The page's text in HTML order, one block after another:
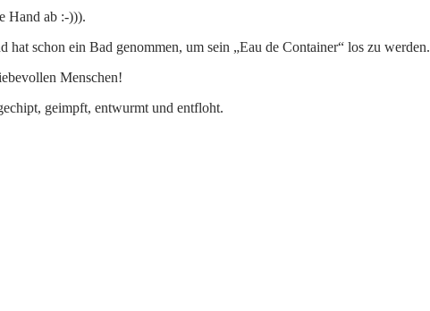
Hand ab :-))).
hat schon ein Bad genommen, um sein „Eau de Container“ los zu werden.
Menschen!
geimpft, entwurmt und entfloht.